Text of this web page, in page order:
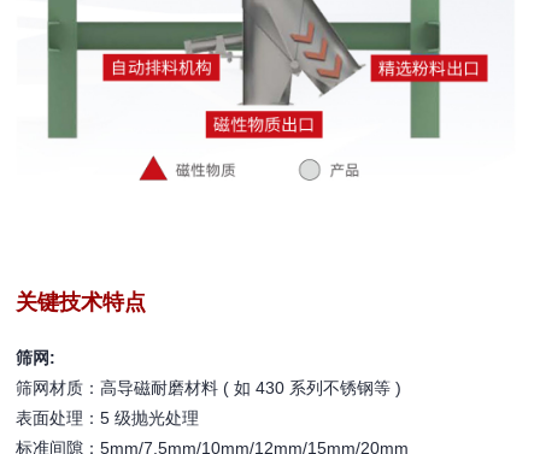
关键技术特点
筛网:
筛网材质：高导磁耐磨材料 ( 如 430 系列不锈钢等 )
表面处理：5 级抛光处理
标准间隙：5mm/7.5mm/10mm/12mm/15mm/20mm